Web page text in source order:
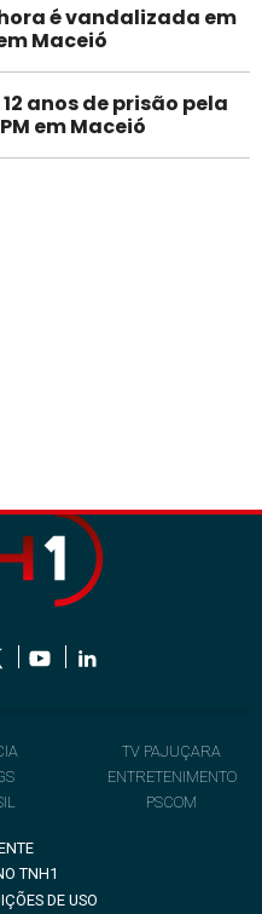
é vandalizada em
Maceió
anos de prisão pela
em Maceió
TV PAJUÇARA
ENTRETENIMENTO
PSCOM
TNH1
DE USO